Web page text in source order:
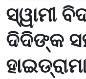
ସ୍ୱାମୀ
ଦିଦିଙ୍କ